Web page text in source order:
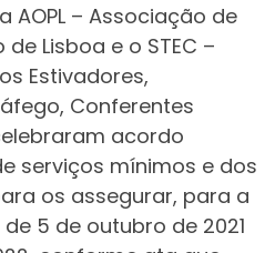
AOPL – Associação de
Lisboa e o STEC –
Estivadores,
Conferentes
acordo
serviços mínimos e dos
os assegurar, para a
5 de outubro de 2021